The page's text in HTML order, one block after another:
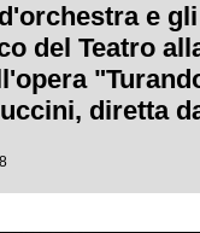
e
del Teatro
diretta
inaugura la